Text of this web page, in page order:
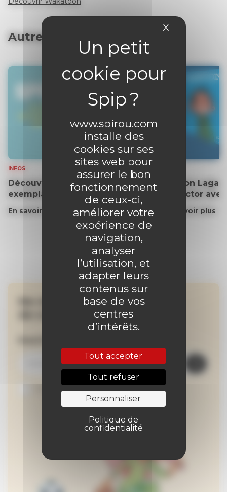
www.spirou.com
installe des
cookies sur ses
sites web pour
assurer le bon
fonctionnement
de ceux-ci,
améliorer votre
expérience de
navigation,
analyser
l’utilisation, et
adapter leurs
contenus sur
base de vos
centres
d’intérêts.
Tout accepter
Tout refuser
Personnaliser
Politique de
confidentialité
X Masquer le
Autres articles
INFOS
Découvrez gratuitement un
exemplaire du journal !
En savoir plus
Gaston
collector
En savoir plus
Ne manquez aucune
de nos actualités !
Je suis abonné au site